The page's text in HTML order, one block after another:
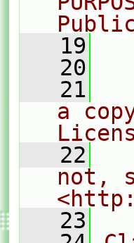
   19
   20
   21
a
   22
not,
   23